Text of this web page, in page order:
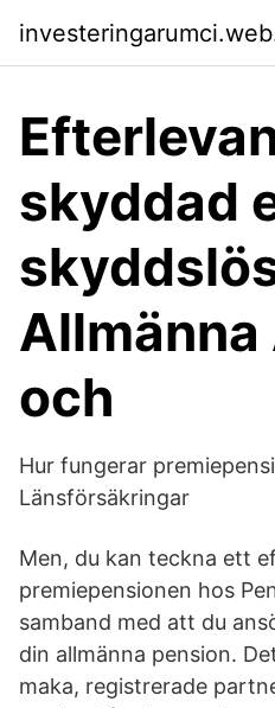
skyddad
Allmänna
och
Hur fungerar
Länsförsäkringar
Men, du kan teckna ett
premiepensionen hos
samband med att du
din allmänna pension.
maka, registrerade